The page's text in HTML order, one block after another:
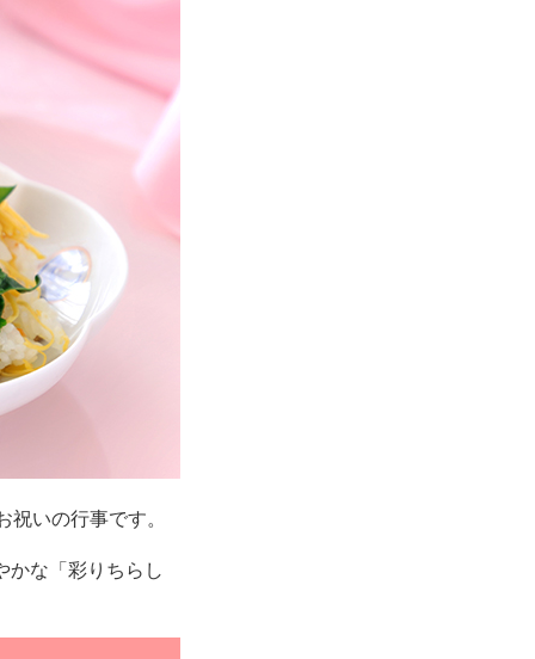
いの行事です。
かな「彩りちらし